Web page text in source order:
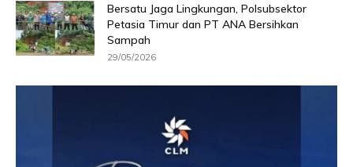
Bersatu Jaga Lingkungan, Polsubsektor
Petasia Timur dan PT ANA Bersihkan
Sampah
29/05/2026